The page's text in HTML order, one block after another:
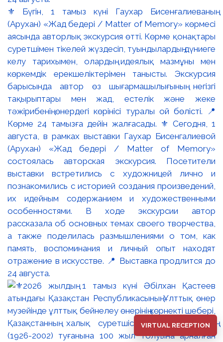
⚜️ Бүгін, 1 тамыз күні Гаухар Бисенғалиеваның
(Арухан) «Жад бедері / Matter of Memory» көрмесі
аясында авторлық экскурсия өтті. Көрме қонақтары
суретшімен тікелей жүздесіп, туындылардың дүниеге
келу тарихымен, олардың идеялық мазмұны мен
көркемдік ерекшеліктерімен танысты. Экскурсия
барысында автор өз шығармашылығының негізгі
тақырыптары мен жад, естелік және жеке
тәжірибенің өнердегі көрінісі туралы ой бөлісті. 📍
Көрме 24 тамызға дейін жалғасады. ⚜️ Сегодня, 1
августа, в рамках выставки Гаухар Бисенгалиевой
(Арухан) «Жад бедері / Matter of Memory»
состоялась авторская экскурсия. Посетители
выставки встретились с художницей лично и
познакомились с историей создания произведений,
их идейным содержанием и художественными
особенностями. В ходе экскурсии автор
рассказала об основных темах своего творчества,
а также поделилась размышлениями о том, как
память, воспоминания и личный опыт находят
отражение в искусстве. 📍 Выставка продлится до
24 августа.
VIRTUAL RECEPTION